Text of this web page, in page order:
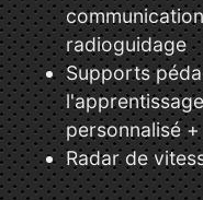
radioguidage
Supports
personnalisé
Radar de